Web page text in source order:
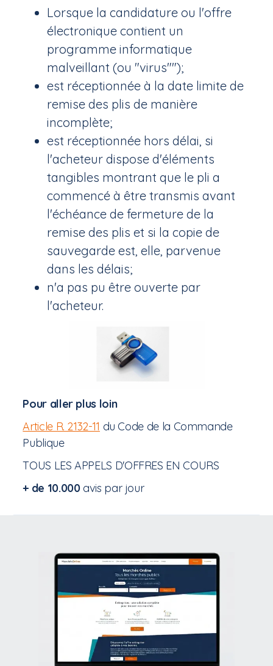
Lorsque la candidature ou l'offre
électronique contient un
programme informatique
malveillant (ou "virus"");
est réceptionnée à la date limite de
remise des plis de manière
incomplète;
est réceptionnée hors délai, si
l'acheteur dispose d'éléments
tangibles montrant que le pli a
commencé à être transmis avant
l'échéance de fermeture de la
remise des plis et si la copie de
sauvegarde est, elle, parvenue
dans les délais;
n'a pas pu être ouverte par
l'acheteur.
Pour aller plus loin
Article R. 2132-11 du Code de la Commande
Publique
TOUS LES APPELS D'OFFRES EN COURS
+ de 10.000 avis par jour